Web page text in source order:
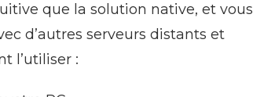
que la solution native, et vous
d’autres serveurs distants et
l’utiliser :